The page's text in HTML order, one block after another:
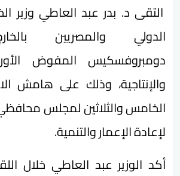
التقى د. بدر عبد العاطي وزير
الدولي والمصريين
دومبروفسكيس المفوض
والإنتاجية، وذلك على هامش
الخامس والثلاثين لمجلس محافظي
لإعادة الإعمار والتنمية.
أكد الوزير عبد العاطي خلال